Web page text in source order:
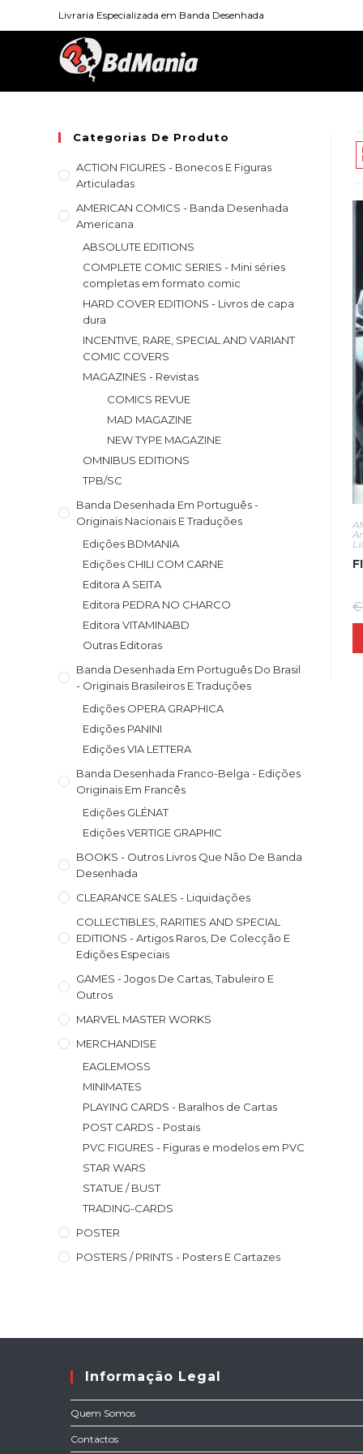
Livraria Especializada em Banda Desenhada
Categorias De Produto
ACTION FIGURES - Bonecos E Figuras
Articuladas
AMERICAN COMICS - Banda Desenhada
Americana
ABSOLUTE EDITIONS
COMPLETE COMIC SERIES - Mini séries
completas em formato comic
HARD COVER EDITIONS - Livros de capa
dura
INCENTIVE, RARE, SPECIAL AND VARIANT
COMIC COVERS
MAGAZINES - Revistas
COMICS REVUE
MAD MAGAZINE
NEW TYPE MAGAZINE
OMNIBUS EDITIONS
TPB/SC
Banda Desenhada Em Português -
Originais Nacionais E Traduções
Edições BDMANIA
Edições CHILI COM CARNE
Editora A SEITA
Editora PEDRA NO CHARCO
Editora VITAMINABD
Outras Editoras
Banda Desenhada Em Português Do Brasil
- Originais Brasileiros E Traduções
Edições OPERA GRAPHICA
Edições PANINI
Edições VIA LETTERA
Banda Desenhada Franco-Belga - Edições
Originais Em Francês
Edições GLÉNAT
Edições VERTIGE GRAPHIC
BOOKS - Outros Livros Que Não De Banda
Desenhada
CLEARANCE SALES - Liquidações
COLLECTIBLES, RARITIES AND SPECIAL
EDITIONS - Artigos Raros, De Colecção E
Edições Especiais
GAMES - Jogos De Cartas, Tabuleiro E
Outros
MARVEL MASTER WORKS
MERCHANDISE
EAGLEMOSS
MINIMATES
PLAYING CARDS - Baralhos de Cartas
POST CARDS - Postais
PVC FIGURES - Figuras e modelos em PVC
STAR WARS
STATUE / BUST
TRADING-CARDS
POSTER
POSTERS / PRINTS - Posters E Cartazes
€
Informação Legal
Quem Somos
Contactos